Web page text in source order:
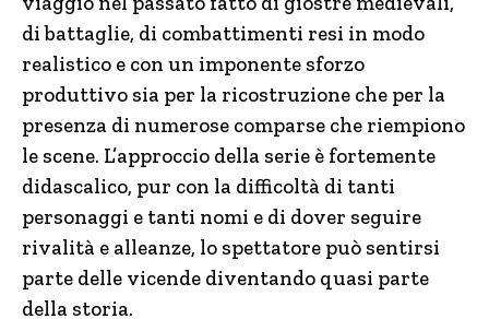
di battaglie, di combattimenti resi in modo
realistico e con un imponente sforzo
produttivo sia per la ricostruzione che per la
presenza di numerose comparse che riempiono
le scene. L’approccio della serie è fortemente
didascalico, pur con la difficoltà di tanti
personaggi e tanti nomi e di dover seguire
rivalità e alleanze, lo spettatore può sentirsi
parte delle vicende diventando quasi parte
della storia.